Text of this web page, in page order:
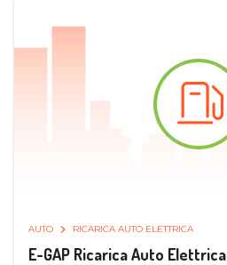
AUTO RICARICA AUTO ELETTRICA
E-GAP Ricarica Auto Elettrica